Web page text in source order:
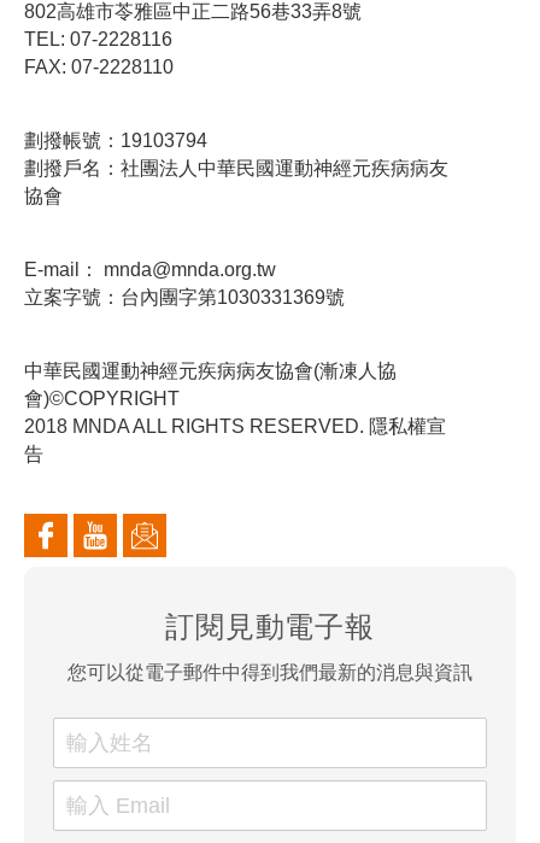
802高雄市苓雅區中正二路56巷33弄8號
TEL: 07-2228116
FAX: 07-2228110
劃撥帳號：19103794
劃撥戶名：社團法人中華民國運動神經元疾病病友
協會
E-mail：
mnda@mnda.org.tw
立案字號：台內團字第1030331369號
中華民國運動神經元疾病病友協會(漸凍人協
會)©COPYRIGHT
2018 MNDA ALL RIGHTS RESERVED. 隱私權宣
告
訂閱見動電子報
您可以從電子郵件中得到我們最新的消息與資訊